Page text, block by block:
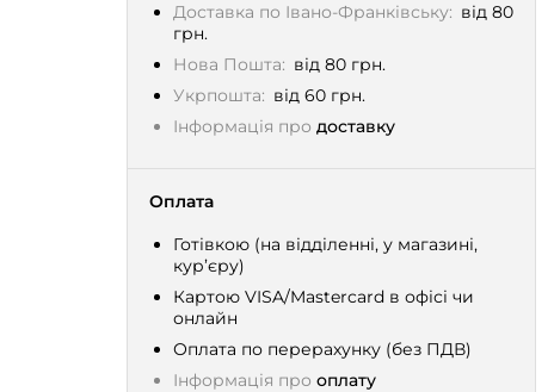
Доставка по Івано-Франківську: від 80
грн.
Нова Пошта: від 80 грн.
Укрпошта: від 60 грн.
Інформація про доставку
Оплата
Готівкою (на відділенні, у магазині,
кур’єру)
Картою VISA/Mastercard в офісі чи
онлайн
Оплата по перерахунку (без ПДВ)
Інформація про оплату